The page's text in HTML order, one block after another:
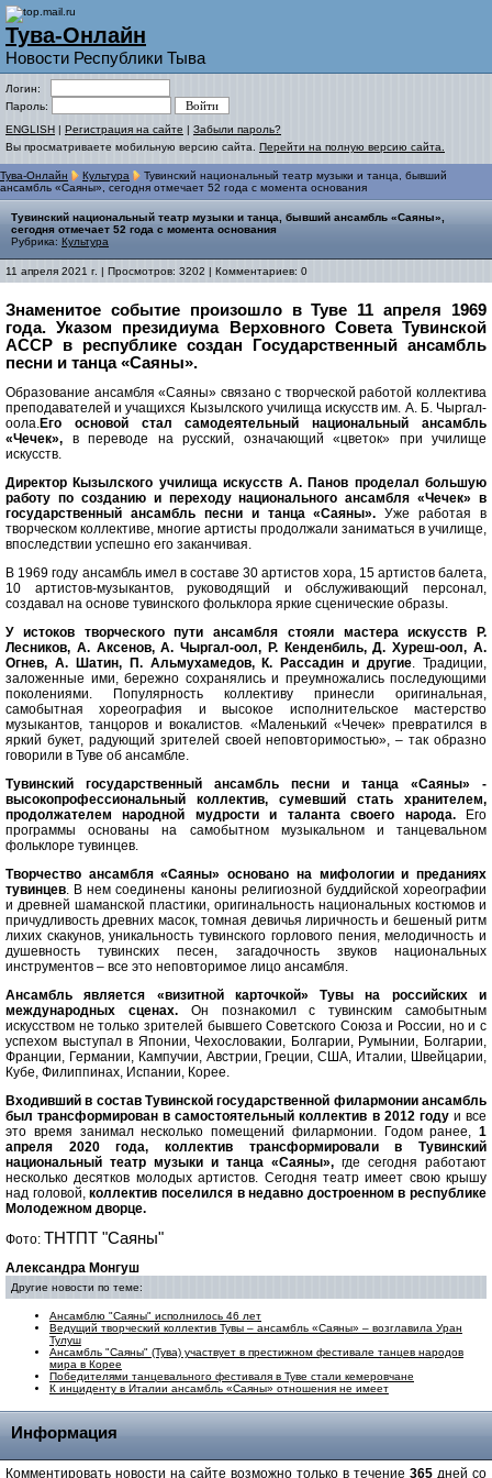
Тува-Онлайн
Новости Республики Тыва
Логин:
Пароль:
ENGLISH | Регистрация на сайте | Забыли пароль?
Вы просматриваете мобильную версию сайта. Перейти на полную версию сайта.
Тува-Онлайн Культура
Тувинский национальный театр музыки и танца, бывший
ансамбль «Саяны», сегодня отмечает 52 года с момента основания
Тувинский национальный театр музыки и танца, бывший ансамбль «Саяны»,
сегодня отмечает 52 года с момента основания
Рубрика: Культура
11 апреля 2021 г. | Просмотров: 3202 | Комментариев: 0
Знаменитое событие произошло в Туве 11 апреля 1969
года. Указом президиума Верховного Совета Тувинской
АССР в республике создан Государственный ансамбль
песни и танца «Саяны».
Образование ансамбля «Саяны» связано с творческой работой коллектива
преподавателей и учащихся Кызылского училища искусств им. А. Б. Чыргал-
оола.Его основой стал самодеятельный национальный ансамбль
«Чечек», в переводе на русский, означающий «цветок» при училище
искусств.
Директор Кызылского училища искусств А. Панов проделал большую
работу по созданию и переходу национального ансамбля «Чечек» в
государственный ансамбль песни и танца «Саяны». Уже работая в
творческом коллективе, многие артисты продолжали заниматься в училище,
впоследствии успешно его заканчивая.
В 1969 году ансамбль имел в составе 30 артистов хора, 15 артистов балета,
10 артистов-музыкантов, руководящий и обслуживающий персонал,
создавал на основе тувинского фольклора яркие сценические образы.
У истоков творческого пути ансамбля стояли мастера искусств Р.
Лесников, А. Аксенов, А. Чыргал-оол, Р. Кенденбиль, Д. Хуреш-оол, А.
Огнев, А. Шатин, П. Альмухамедов, К. Рассадин и другие. Традиции,
заложенные ими, бережно сохранялись и преумножались последующими
поколениями. Популярность коллективу принесли оригинальная,
самобытная хореография и высокое исполнительское мастерство
музыкантов, танцоров и вокалистов. «Маленький «Чечек» превратился в
яркий букет, радующий зрителей своей неповторимостью», – так образно
говорили в Туве об ансамбле.
Тувинский государственный ансамбль песни и танца «Саяны» -
высокопрофессиональный коллектив, сумевший стать хранителем,
продолжателем народной мудрости и таланта своего народа.Его
программы основаны на самобытном музыкальном и танцевальном
фольклоре тувинцев.
Творчество ансамбля «Саяны» основано на мифологии и преданиях
тувинцев. В нем соединены каноны религиозной буддийской хореографии
и древней шаманской пластики, оригинальность национальных костюмов и
причудливость древних масок, томная девичья лиричность и бешеный ритм
лихих скакунов, уникальность тувинского горлового пения, мелодичность и
душевность тувинских песен, загадочность звуков национальных
инструментов – все это неповторимое лицо ансамбля.
Ансамбль является «визитной карточкой» Тувы на российских и
международных сценах.Он познакомил с тувинским самобытным
искусством не только зрителей бывшего Советского Союза и России, но и с
успехом выступал в Японии, Чехословакии, Болгарии, Румынии, Болгарии,
Франции, Германии, Кампучии, Австрии, Греции, США, Италии, Швейцарии,
Кубе, Филиппинах, Испании, Корее.
Входивший в состав Тувинской государственной филармонии ансамбль
был трансформирован в самостоятельный коллектив в 2012 году и все
это время занимал несколько помещений филармонии. Годом ранее, 1
апреля 2020 года, коллектив трансформировали в Тувинский
национальный театр музыки и танца «Саяны», где сегодня работают
несколько десятков молодых артистов. Сегодня театр имеет свою крышу
над головой,коллектив поселился в недавно достроенном в республике
Молодежном дворце.
Фото: ТНТПТ "Саяны"
Александра Монгуш
Другие новости по теме:
Ансамблю "Саяны" исполнилось 46 лет
Ведущий творческий коллектив Тувы – ансамбль «Саяны» – возглавила Уран
Тулуш
Ансамбль "Саяны" (Тува) участвует в престижном фестивале танцев народов
мира в Корее
Победителями танцевального фестиваля в Туве стали кемеровчане
К инциденту в Италии ансамбль «Саяны» отношения не имеет
Информация
Комментировать новости на сайте возможно только в течение 365 дней со